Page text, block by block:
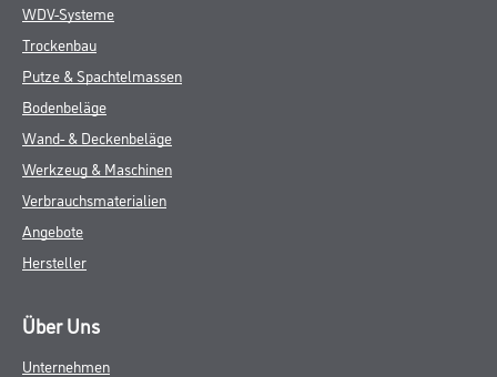
WDV-Systeme
Trockenbau
Putze & Spachtelmassen
Bodenbeläge
Wand- & Deckenbeläge
Werkzeug & Maschinen
Verbrauchsmaterialien
Angebote
Hersteller
Über Uns
Unternehmen